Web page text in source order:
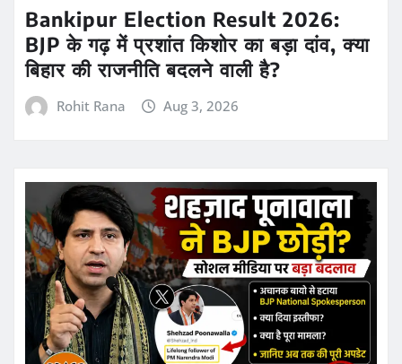
Bankipur Election Result 2026:
BJP के गढ़ में प्रशांत किशोर का बड़ा दांव, क्या
बिहार की राजनीति बदलने वाली है?
Rohit Rana Aug 3, 2026